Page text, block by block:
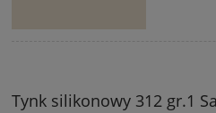
Tynk silikonowy 312 gr.1